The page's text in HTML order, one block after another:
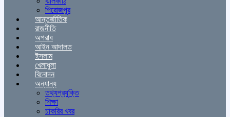
পিরোজপুর
আন্তর্জাতিক
রাজনীতি
অপরাধ
আইন আদালত
ইসলাম
খেলাধুলা
বিনোদন
অন্যান্য
তথ্যপ্রযুক্তি
শিক্ষা
চাকরির খবর